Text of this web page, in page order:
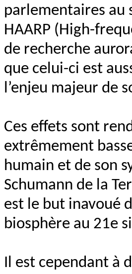
parlementaires au
HAARP (High-
de recherche
que celui-ci est
l’enjeu majeur de
Ces effets sont
extrêmement
humain et de son
Schumann de la
est le but inavoué
biosphère au 21e
Il est cependant à